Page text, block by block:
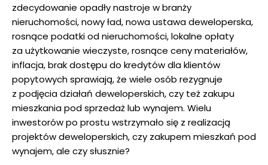
zdecydowanie opadły nastroje w branży
nieruchomości, nowy ład, nowa ustawa deweloperska,
rosnące podatki od nieruchomości, lokalne opłaty
za użytkowanie wieczyste, rosnące ceny materiałów,
inflacja, brak dostępu do kredytów dla klientów
popytowych sprawiają, że wiele osób rezygnuje
z podjęcia działań deweloperskich, czy też zakupu
mieszkania pod sprzedaż lub wynajem. Wielu
inwestorów po prostu wstrzymało się z realizacją
projektów deweloperskich, czy zakupem mieszkań pod
wynajem, ale czy słusznie?